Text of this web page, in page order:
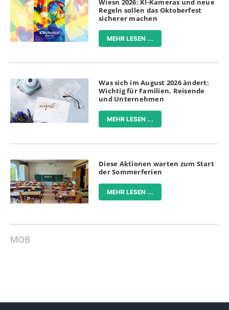
Wiesn 2026: KI-Kameras und neue
Regeln sollen das Oktoberfest
sicherer machen
MEHR LESEN ...
Was sich im August 2026 ändert:
Wichtig für Familien, Reisende
und Unternehmen
MEHR LESEN ...
Diese Aktionen warten zum Start
der Sommerferien
MEHR LESEN ...
MOB